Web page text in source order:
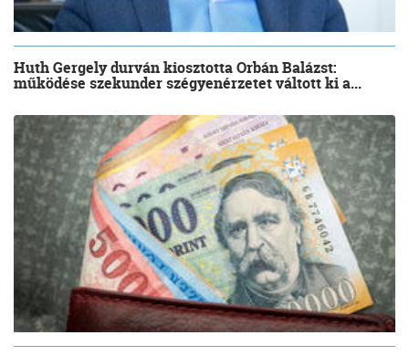
Huth Gergely durván kiosztotta Orbán Balázst:
működése szekunder szégyenérzetet váltott ki a...